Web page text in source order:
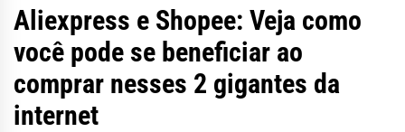
Aliexpress e Shopee: Veja como
você pode se beneficiar ao
comprar nesses 2 gigantes da
internet